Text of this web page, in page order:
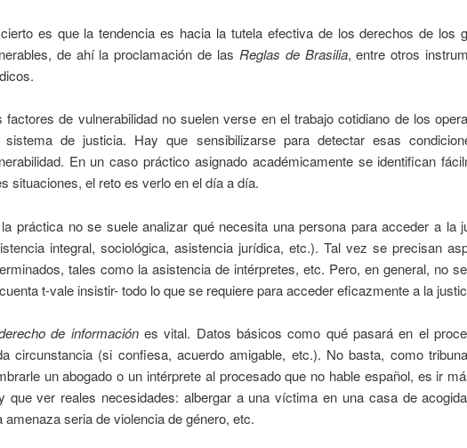
es que la tendencia es hacia la tutela efectiva de los derechos de los
de ahí la proclamación de las Reglas de Brasilia, entre otros
factores de vulnerabilidad no suelen verse en el trabajo cotidiano de los
sistema de justicia. Hay que sensibilizarse para detectar esas
En un caso práctico asignado académicamente se identifican
situaciones, el reto es verlo en el día a día.
práctica no se suele analizar qué necesita una persona para acceder a la
integral, sociológica, asistencia jurídica, etc.). Tal vez se precisan
tales como la asistencia de intérpretes, etc. Pero, en general, no
t-vale insistir- todo lo que se requiere para acceder eficazmente a la
de informaciónes vital. Datos básicos como qué pasará en el
circunstancia (si confiesa, acuerdo amigable, etc.). No basta, como
un abogado o un intérprete al procesado que no hable español, es ir
que ver reales necesidades: albergar a una víctima en una casa de
amenaza seria de violencia de género, etc.